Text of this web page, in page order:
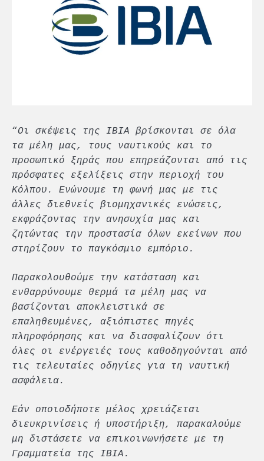
“Οι σκέψεις της IBIA βρίσκονται σε όλα
τα μέλη μας, τους ναυτικούς και το
προσωπικό ξηράς που επηρεάζονται από τις
πρόσφατες εξελίξεις στην περιοχή του
Κόλπου. Ενώνουμε τη φωνή μας με τις
άλλες διεθνείς βιομηχανικές ενώσεις,
εκφράζοντας την ανησυχία μας και
ζητώντας την προστασία όλων εκείνων που
στηρίζουν το παγκόσμιο εμπόριο.
Παρακολουθούμε την κατάσταση και
ενθαρρύνουμε θερμά τα μέλη μας να
βασίζονται αποκλειστικά σε
επαληθευμένες, αξιόπιστες πηγές
πληροφόρησης και να διασφαλίζουν ότι
όλες οι ενέργειές τους καθοδηγούνται από
τις τελευταίες οδηγίες για τη ναυτική
ασφάλεια.
Εάν οποιοδήποτε μέλος χρειάζεται
διευκρινίσεις ή υποστήριξη, παρακαλούμε
μη διστάσετε να επικοινωνήσετε με τη
Γραμματεία της IBIA.